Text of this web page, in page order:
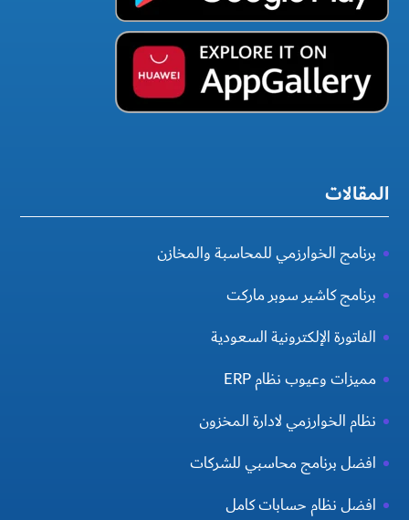
المقالات
برنامج الخوارزمي للمحاسبة والمخازن
برنامج كاشير سوبر ماركت
الفاتورة الإلكترونية السعودية
مميزات وعيوب نظام ERP
نظام الخوارزمي لادارة المخزون
افضل برنامج محاسبي للشركات
افضل نظام حسابات كامل